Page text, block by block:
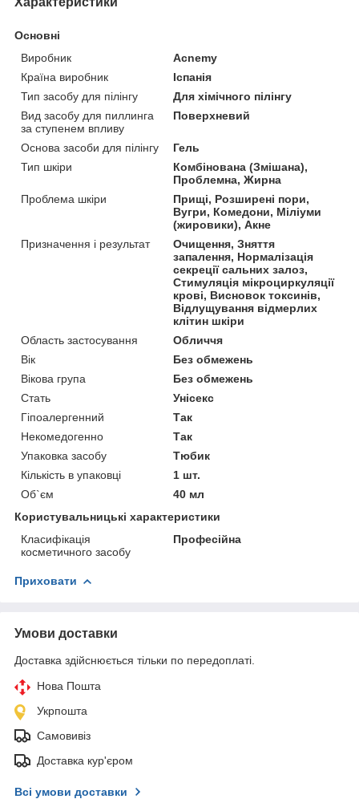
Основні
Виробник
Acnemy
Країна виробник
Іспанія
Тип засобу для пілінгу
Для хімічного пілінгу
Вид засобу для пиллинга
за ступенем впливу
Поверхневий
Основа засоби для пілінгу
Гель
Тип шкіри
Комбінована (Змішана),
Проблемна, Жирна
Проблема шкіри
Прищі, Розширені пори,
Вугри, Комедони, Міліуми
(жировики), Акне
Призначення і результат
Очищення, Зняття
запалення, Нормалізація
секреції сальних залоз,
Стимуляція мікроциркуляції
крові, Висновок токсинів,
Відлущування відмерлих
клітин шкіри
Область застосування
Обличчя
Вік
Без обмежень
Вікова група
Без обмежень
Стать
Унісекс
Гіпоалергенний
Так
Некомедогенно
Так
Упаковка засобу
Тюбик
Кількість в упаковці
1 шт.
Об`єм
40 мл
Користувальницькі характеристики
Класифікація
косметичного засобу
Професійна
Приховати
Умови доставки
Доставка здійснюється тільки по передоплаті.
Нова Пошта
Укрпошта
Самовивіз
Доставка кур'єром
Всі умови доставки